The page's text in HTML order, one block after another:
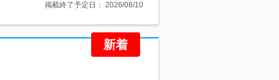
掲載終了予定日： 2026/08/10
新着